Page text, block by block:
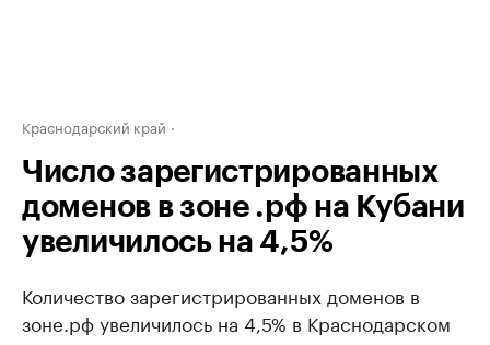
Краснодарский край
Число зарегистрированных
доменов в зоне .рф на Кубани
увеличилось на 4,5%
Количество зарегистрированных доменов в
зоне.рф увеличилось на 4,5% в Краснодарском